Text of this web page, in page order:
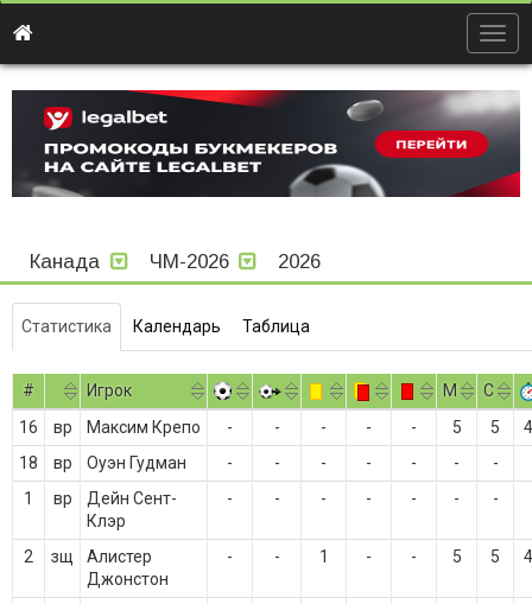
Канада ЧМ-2026 2026
Статистика Календарь Таблица
# Игрок M
С
16
вр Максим Крепо - - - - - 5 5
18
вр Оуэн Гудман - - - - - -
-
1
вр
Дейн Сент-
Клэр
- - - - - - -
2 зщ
Алистер
Джонстон
- - 1 - - 5 5